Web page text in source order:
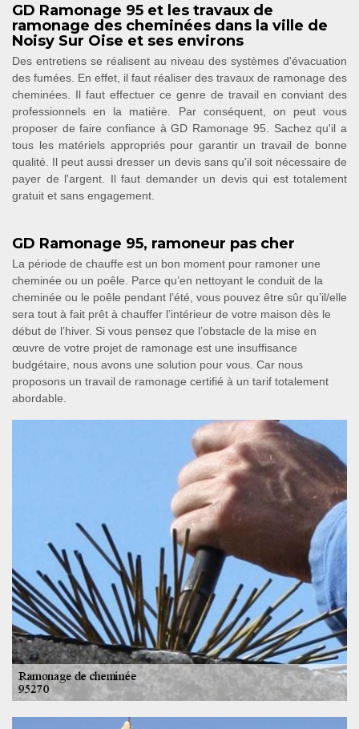
GD Ramonage 95 et les travaux de
ramonage des cheminées dans la ville de
Noisy Sur Oise et ses environs
Des entretiens se réalisent au niveau des systèmes d'évacuation
des fumées. En effet, il faut réaliser des travaux de ramonage des
cheminées. Il faut effectuer ce genre de travail en conviant des
professionnels en la matière. Par conséquent, on peut vous
proposer de faire confiance à GD Ramonage 95. Sachez qu'il a
tous les matériels appropriés pour garantir un travail de bonne
qualité. Il peut aussi dresser un devis sans qu'il soit nécessaire de
payer de l'argent. Il faut demander un devis qui est totalement
gratuit et sans engagement.
GD Ramonage 95, ramoneur pas cher
La période de chauffe est un bon moment pour ramoner une
cheminée ou un poêle. Parce qu’en nettoyant le conduit de la
cheminée ou le poêle pendant l’été, vous pouvez être sûr qu’il/elle
sera tout à fait prêt à chauffer l’intérieur de votre maison dès le
début de l’hiver. Si vous pensez que l’obstacle de la mise en
œuvre de votre projet de ramonage est une insuffisance
budgétaire, nous avons une solution pour vous. Car nous
proposons un travail de ramonage certifié à un tarif totalement
abordable.